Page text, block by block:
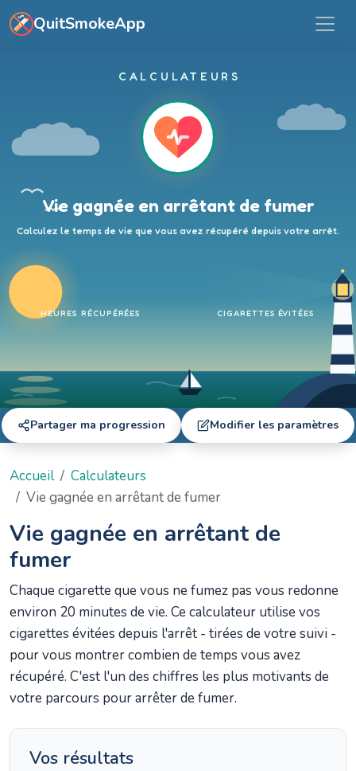
Aller au contenu principal
QuitSmokeApp
CALCULATEURS
Vie gagnée en arrêtant de fumer
Calculez le temps de vie que vous avez récupéré depuis votre arrêt.
HEURES RÉCUPÉRÉES CIGARETTES ÉVITÉES
Partager ma progression Modifier les paramètres
Accueil
Calculateurs
Vie gagnée en arrêtant de fumer
Vie gagnée en arrêtant de
fumer
Chaque cigarette que vous ne fumez pas vous redonne
environ 20 minutes de vie. Ce calculateur utilise vos
cigarettes évitées depuis l'arrêt - tirées de votre suivi -
pour vous montrer combien de temps vous avez
récupéré. C'est l'un des chiffres les plus motivants de
votre parcours pour arrêter de fumer.
Vos résultats